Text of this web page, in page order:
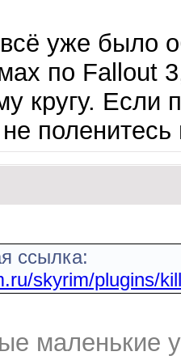
уже было
по Fallout
кругу. Если
поленитесь
ссылка:
skyrim/plugins/
маленькие